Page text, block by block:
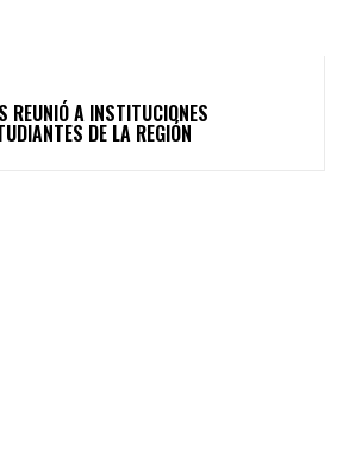
REUNIÓ A INSTITUCIONES
DE LA REGIÓN